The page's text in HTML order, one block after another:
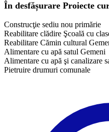
În desfășurare Proiecte
Construcţie sediu nou primărie
Reabilitare clădire Şcoală cu
Reabilitare Cămin cultural
Alimentare cu apă satul Gemeni
Alimentare cu apă şi canalizare
Pietruire drumuri comunale